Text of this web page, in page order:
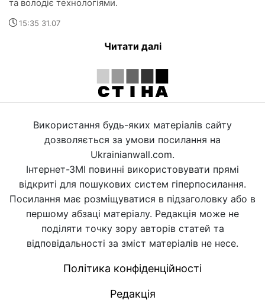
та володіє технологіями.
15:35 31.07
Читати далі
Використання будь-яких матеріалів сайту
дозволяється за умови посилання на
Ukrainianwall.com.
Інтернет-ЗМІ повинні використовувати прямі
відкриті для пошукових систем гіперпосилання.
Посилання має розміщуватися в підзаголовку або в
першому абзаці матеріалу. Редакція може не
поділяти точку зору авторів статей та
відповідальності за зміст матеріалів не несе.
Політика конфіденційності
Редакція